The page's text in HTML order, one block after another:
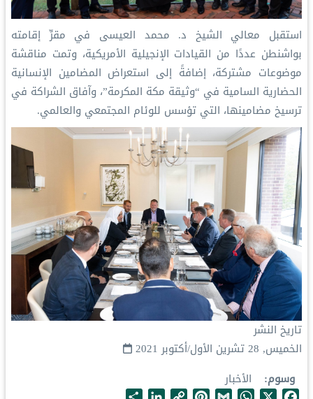
استقبل معالي الشيخ د. محمد العيسى‬⁩ في مقرِّ إقامته
بواشنطن عددًا من القيادات الإنجيلية الأمريكية، وتمت مناقشة
موضوعات مشتركة، إضافةً إلى استعراض المضامين الإنسانية
الحضارية السامية في “وثيقة مكة المكرمة”، وآفاق الشراكة في
ترسيخ مضامينها، التي تؤسس للوئام المجتمعي والعالمي.
تاريخ النشر
الخميس, 28 تشرين الأول/أكتوبر 2021
وسوم
الأخبار